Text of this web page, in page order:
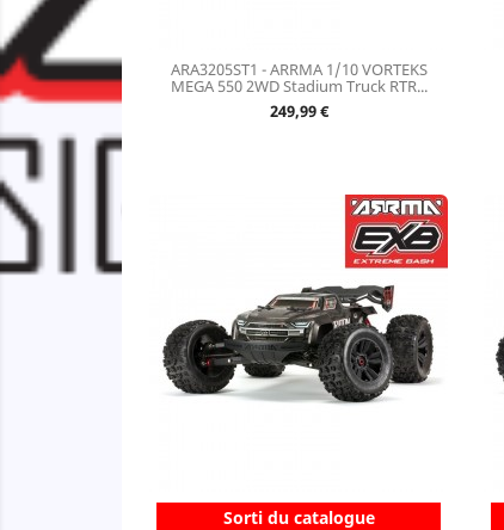
ARA3205ST1 - ARRMA 1/10 VORTEKS
MEGA 550 2WD Stadium Truck RTR...
Prix
249,99 €
Sorti du catalogue